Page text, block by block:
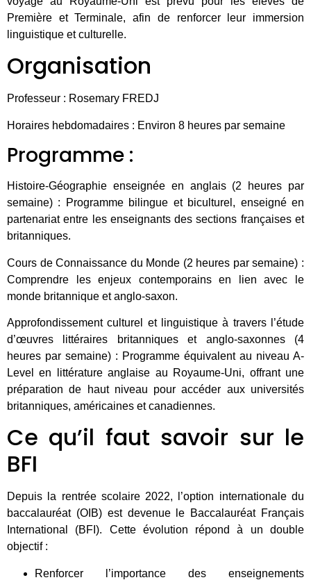
Première et Terminale, afin de renforcer leur immersion
linguistique et culturelle.
Organisation
Professeur : Rosemary FREDJ
Horaires hebdomadaires : Environ 8 heures par semaine
Programme :
Histoire-Géographie enseignée en anglais (2 heures par
semaine) : Programme bilingue et biculturel, enseigné en
partenariat entre les enseignants des sections françaises et
britanniques.
Cours de Connaissance du Monde (2 heures par semaine) :
Comprendre les enjeux contemporains en lien avec le
monde britannique et anglo-saxon.
Approfondissement culturel et linguistique à travers l’étude
d’œuvres littéraires britanniques et anglo-saxonnes (4
heures par semaine) : Programme équivalent au niveau A-
Level en littérature anglaise au Royaume-Uni, offrant une
préparation de haut niveau pour accéder aux universités
britanniques, américaines et canadiennes.
Ce qu’il faut savoir sur le
BFI
Depuis la rentrée scolaire 2022, l’option internationale du
baccalauréat (OIB) est devenue le Baccalauréat Français
International (BFI). Cette évolution répond à un double
objectif :
Renforcer l’importance des enseignements